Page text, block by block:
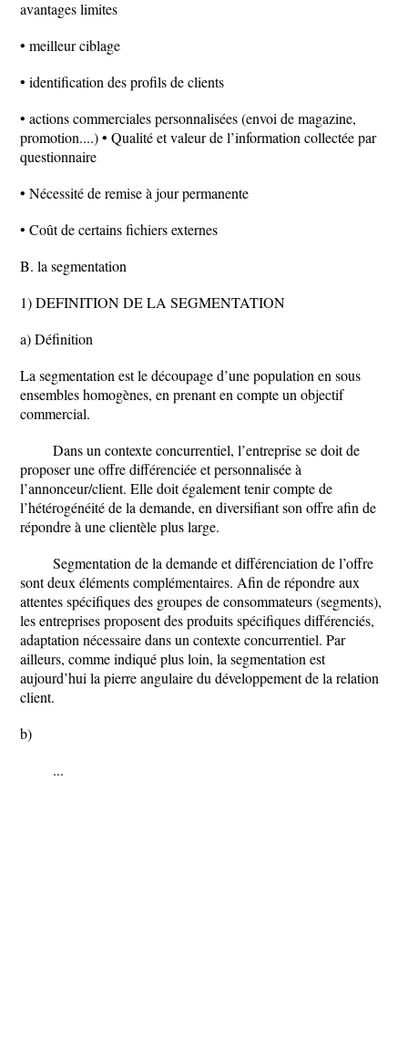
avantages limites
• meilleur ciblage
• identification des profils de clients
• actions commerciales personnalisées (envoi de magazine,
promotion....) • Qualité et valeur de l’information collectée par
questionnaire
• Nécessité de remise à jour permanente
• Coût de certains fichiers externes
B. la segmentation
1) DEFINITION DE LA SEGMENTATION
a) Définition
La segmentation est le découpage d’une population en sous
ensembles homogènes, en prenant en compte un objectif
commercial.
Dans un contexte concurrentiel, l’entreprise se doit de
proposer une offre différenciée et personnalisée à
l’annonceur/client. Elle doit également tenir compte de
l’hétérogénéité de la demande, en diversifiant son offre afin de
répondre à une clientèle plus large.
Segmentation de la demande et différenciation de l’offre
sont deux éléments complémentaires. Afin de répondre aux
attentes spécifiques des groupes de consommateurs (segments),
les entreprises proposent des produits spécifiques différenciés,
adaptation nécessaire dans un contexte concurrentiel. Par
ailleurs, comme indiqué plus loin, la segmentation est
aujourd’hui la pierre angulaire du développement de la relation
client.
b)
...